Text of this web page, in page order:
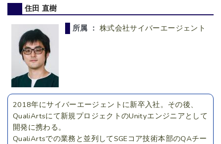
住田 直樹
所属 ： 株式会社サイバーエージェント
2018年にサイバーエージェントに新卒入社。その後、
QualiArtsにて新規プロジェクトのUnityエンジニアとして
開発に携わる。
QualiArtsでの業務と並列してSGEコア技術本部のQAチー